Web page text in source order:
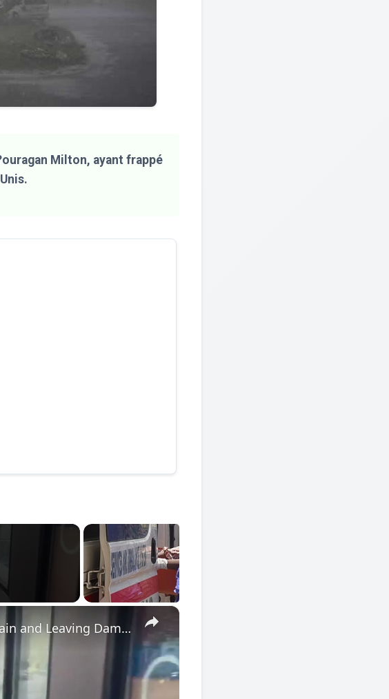
Milton, ayant frappé
×
US: Strong Storms Sweep Northeast, Dumping Rain and Leaving Damage 2.